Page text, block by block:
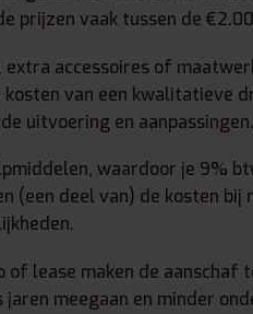
prijzen vaak tussen de
accessoires of
van een kwalitatieve
uitvoering en aanpassingen.
waardoor je 9%
(een deel van) de kosten bij
lease maken de aanschaf
meegaan en minder